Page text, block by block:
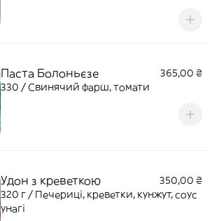
Паста Болоньєзе
365,00 ₴
330 / Свинячий фарш, томати
Удон з креветкою
350,00 ₴
320 г / Печериці, креветки, кунжут, соус
унагі